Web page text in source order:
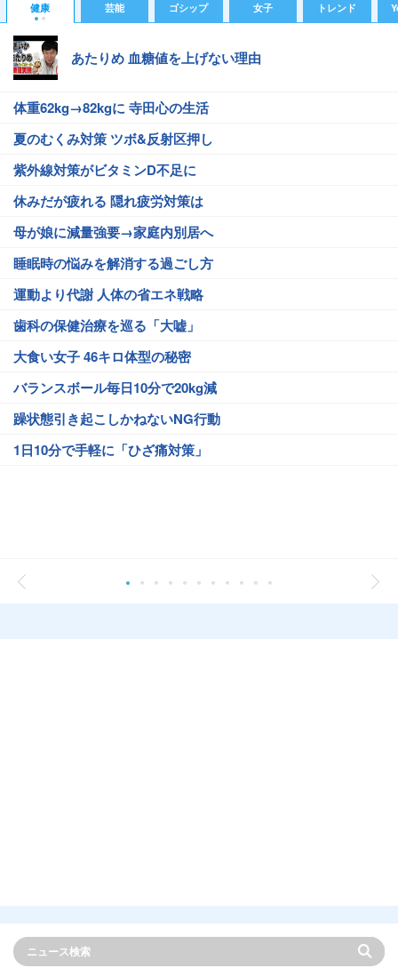
健康 芸能 ゴシップ 女子 トレンド
あたりめ 血糖値を上げない理由
体重62kg→82kgに 寺田心の生活
夏のむくみ対策 ツボ&反射区押し
紫外線対策がビタミンD不足に
休みだが疲れる 隠れ疲労対策は
母が娘に減量強要→家庭内別居へ
睡眠時の悩みを解消する過ごし方
運動より代謝 人体の省エネ戦略
歯科の保健治療を巡る「大嘘」
大食い女子 46キロ体型の秘密
バランスボール毎日10分で20kg減
躁状態引き起こしかねないNG行動
1日10分で手軽に「ひざ痛対策」